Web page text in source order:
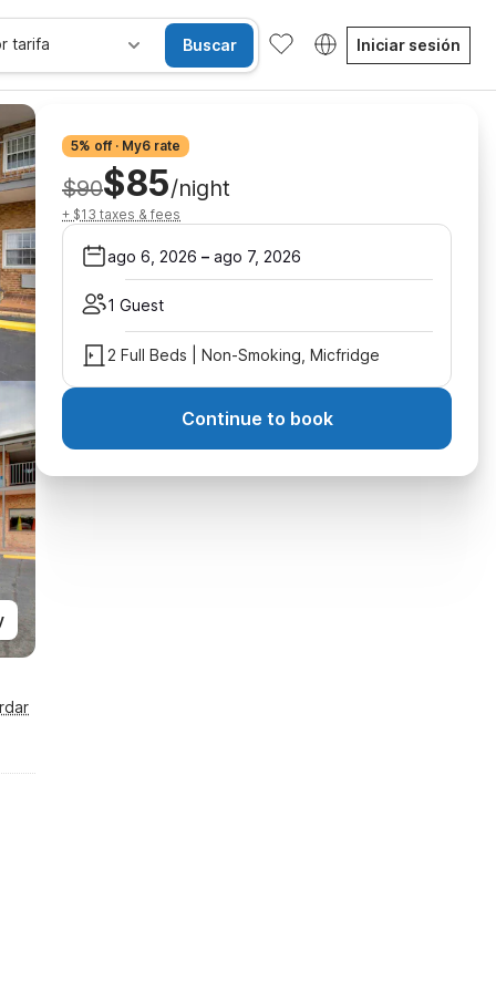
tarifa Buscar Iniciar sesión
5% off · My6 rate
$90$85/night
+ $13 taxes & fees
ago 6, 2026 – ago 7, 2026
1 Guest
2 Full Beds | Non-Smoking, Micfridge
Continue to book